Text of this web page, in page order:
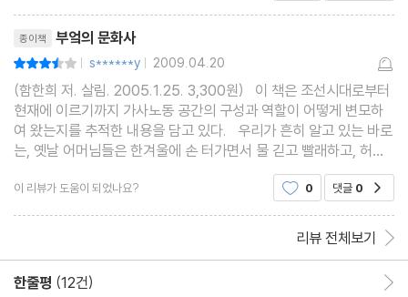
종이책 부엌의 문화사
| s******y | 2009.04.20
(함한희 저. 살림. 2005.1.25. 3,300원) 이 책은 조선시대로부터
현재에 이르기까지 가사노동 공간의 구성과 역할이 어떻게 변모하
여 왔는지를 추적한 내용을 담고 있다. 우리가 흔히 알고 있는 바로
는, 옛날 어머님들은 한겨울에 손 터가면서 물 긷고 빨래하고, 허리
가 꾸부정해지도록 쭈그리고 앉아 밥하고 하면서 꼬부랑할머니가
되었고, 현대과학의 발달로 말미암아 집안살림
이 리뷰가 도움이 되었나요? 0 댓글 0
리뷰 전체보기
한줄평 (12건)